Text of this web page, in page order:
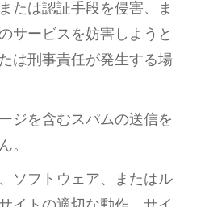
たは認証手段を侵害、ま
サービスを妨害しようと
は刑事責任が発生する場
ジを含むスパムの送信を
。
ソフトウェア、またはル